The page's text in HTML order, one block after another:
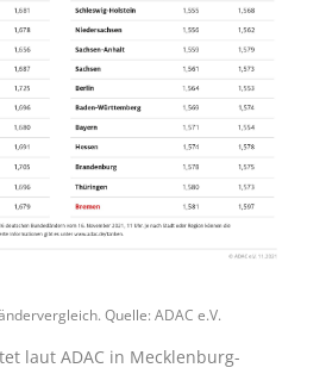
Quelle: ADAC e.V.
laut ADAC in Mecklenburg-